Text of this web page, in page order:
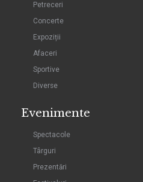
Petreceri
Concerte
Expoziții
Afaceri
Sportive
Diverse
Evenimente
Spectacole
Târguri
Prezentări